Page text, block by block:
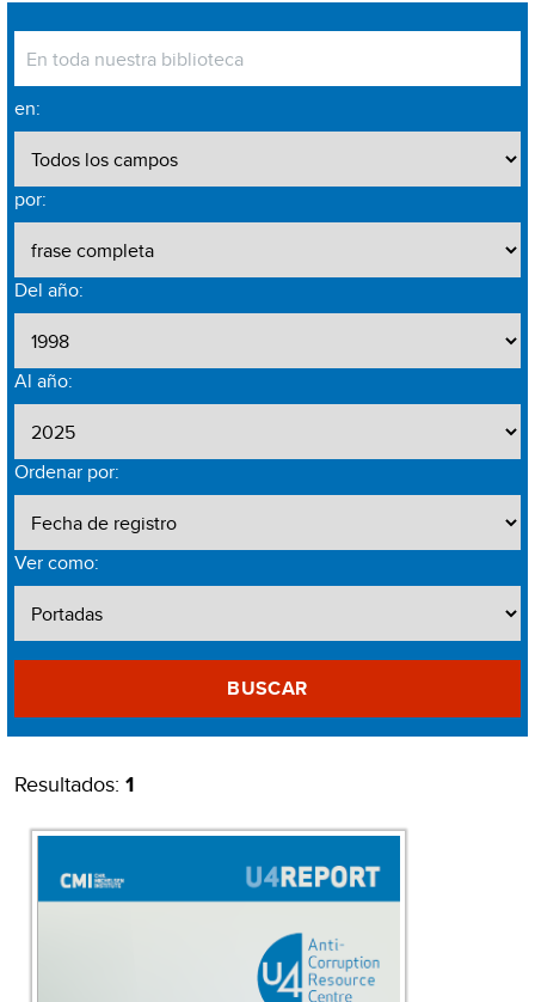
en:
por:
Del año:
Al año:
Ordenar por:
Ver como:
BUSCAR
Resultados: 1